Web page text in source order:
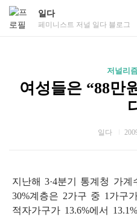
일다
페미니스트 저널 일다 블로그
저널리
여성들은 “88만
일다
지난해 3·4분기 통계청 가
30%계층은 2가구 중 1가구
적자가구가 13.6%에서